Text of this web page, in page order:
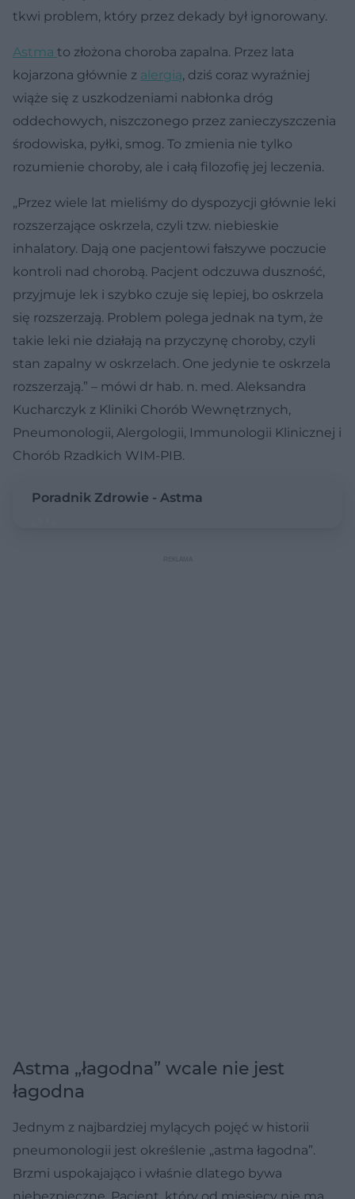
tkwi problem, który przez dekady był ignorowany.
Astma to złożona choroba zapalna. Przez lata
kojarzona głównie z alergią, dziś coraz wyraźniej
wiąże się z uszkodzeniami nabłonka dróg
oddechowych, niszczonego przez zanieczyszczenia
środowiska, pyłki, smog. To zmienia nie tylko
rozumienie choroby, ale i całą filozofię jej leczenia.
„Przez wiele lat mieliśmy do dyspozycji głównie leki
rozszerzające oskrzela, czyli tzw. niebieskie
inhalatory. Dają one pacjentowi fałszywe poczucie
kontroli nad chorobą. Pacjent odczuwa duszność,
przyjmuje lek i szybko czuje się lepiej, bo oskrzela
się rozszerzają. Problem polega jednak na tym, że
takie leki nie działają na przyczynę choroby, czyli
stan zapalny w oskrzelach. One jedynie te oskrzela
rozszerzają.” – mówi dr hab. n. med. Aleksandra
Kucharczyk z Kliniki Chorób Wewnętrznych,
Pneumonologii, Alergologii, Immunologii Klinicznej i
Chorób Rzadkich WIM-PIB.
Poradnik Zdrowie - Astma
Astma „łagodna” wcale nie jest
łagodna
Jednym z najbardziej mylących pojęć w historii
pneumonologii jest określenie „astma łagodna”.
Brzmi uspokajająco i właśnie dlatego bywa
niebezpieczne. Pacjent, który od miesięcy nie ma